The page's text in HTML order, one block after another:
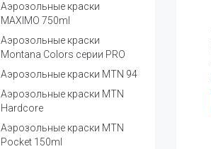
Аэрозольные краски
MAXIMO 750ml
Аэрозольные краски
Montana Colors серии PRO
Аэрозольные краски MTN 94
Аэрозольные краски MTN
Hardcore
Аэрозольные краски MTN
Pocket 150ml